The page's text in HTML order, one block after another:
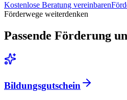
Kostenlose Beratung vereinbaren
Förderwege weiterdenken
Passende Förderung
Bildungsgutschein